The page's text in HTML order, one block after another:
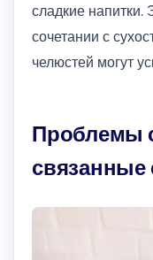
сладкие
сочетании с
челюстей могут
Проблемы
связанные